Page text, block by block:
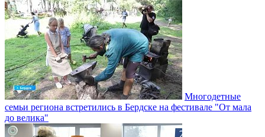
Многодетные
семьи региона встретились в Бердске на фестивале "От мала
до велика"